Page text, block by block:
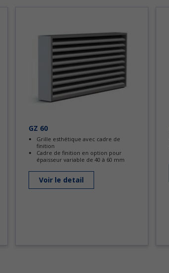
GZ 60
Grille esthétique avec cadre de
finition
Cadre de finition en option pour
épaisseur variable de 40 à 60 mm
Voir le detail